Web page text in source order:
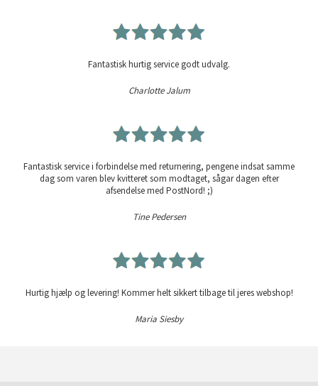
Fantastisk hurtig service godt udvalg.
Charlotte Jalum
Fantastisk service i forbindelse med returnering, pengene indsat samme
dag som varen blev kvitteret som modtaget, sågar dagen efter
afsendelse med PostNord! ;)
Tine Pedersen
Hurtig hjælp og levering! Kommer helt sikkert tilbage til jeres webshop!
Maria Siesby